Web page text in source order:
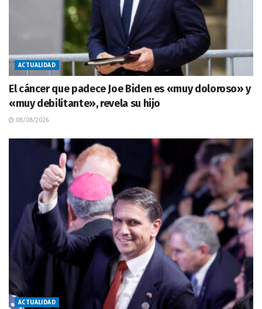
ACTUALIDAD
El cáncer que padece Joe Biden es «muy doloroso» y
«muy debilitante», revela su hijo
08/08/2026
ACTUALIDAD